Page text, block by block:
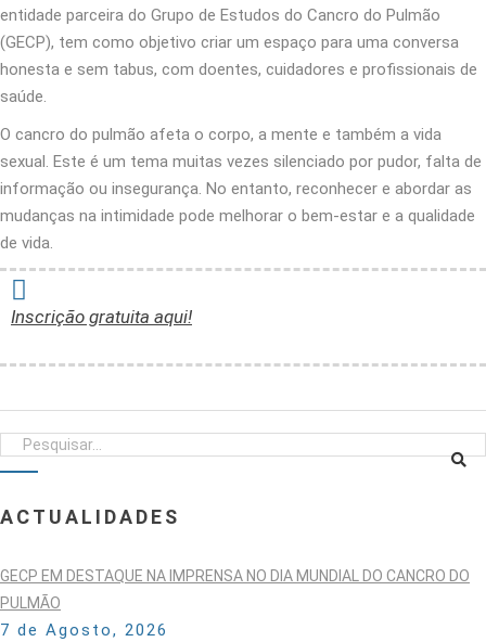
entidade parceira do Grupo de Estudos do Cancro do Pulmão
(GECP), tem como objetivo criar um espaço para uma conversa
honesta e sem tabus, com doentes, cuidadores e profissionais de
saúde.
O cancro do pulmão afeta o corpo, a mente e também a vida
sexual. Este é um tema muitas vezes silenciado por pudor, falta de
informação ou insegurança. No entanto, reconhecer e abordar as
mudanças na intimidade pode melhorar o bem-estar e a qualidade
de vida.
Inscrição gratuita aqui!
ACTUALIDADES
GECP EM DESTAQUE NA IMPRENSA NO DIA MUNDIAL DO CANCRO DO
PULMÃO
7 de Agosto, 2026